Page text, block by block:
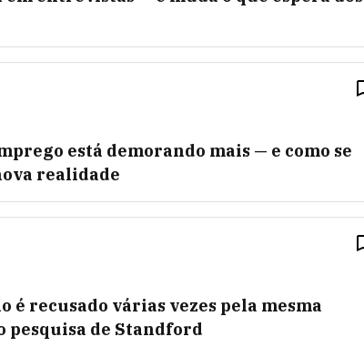
está demorando mais — e como se
realidade
é recusado várias vezes pela mesma
pesquisa de Standford